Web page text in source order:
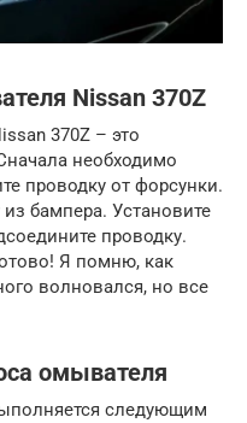
Nissan 370Z
370Z – это
необходимо
проводку от форсунки.
бампера. Установите
проводку.
Я помню, как
волновался, но все
омывателя
следующим